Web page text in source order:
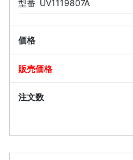
型番 UV1119807A